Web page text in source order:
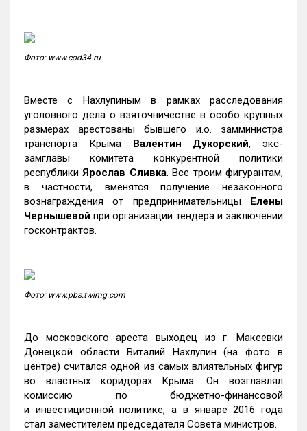
Фото: www.cod34.ru
Вместе с Нахлупиным в рамках расследования
уголовного дела о взяточничестве в особо крупных
размерах арестованы бывшего и.о. замминистра
транспорта Крыма Валентин Дукорский, экс-
замглавы комитета конкурентной политики
республикиЯрослав Сливка. Все троим фигурантам,
в частности, вменятся получение незаконного
вознаграждения от предпринимательницы Елены
Чернышевой при организации тендера и заключении
госконтрактов.
Фото: www.pbs.twimg.com
До московского ареста выходец из г. Макеевки
Донецкой области Виталий Нахлупин (на фото в
центре) считался одной из самых влиятельных фигур
во властных коридорах Крыма. Он возглавлял
комиссию по бюджетно-финансовой
и инвестиционной политике, а в январе 2016 года
стал заместителем председателя Совета министров.